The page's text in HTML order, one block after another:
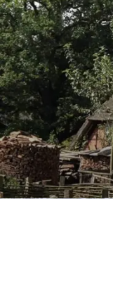
Zum
Inhalt
springen